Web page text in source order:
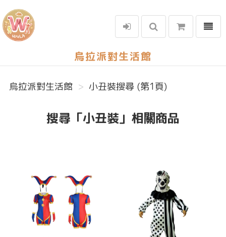
烏拉派對生活館
選單
烏拉派對生活館 小丑裝搜尋 (第1頁)
搜尋「小丑裝」相關商品